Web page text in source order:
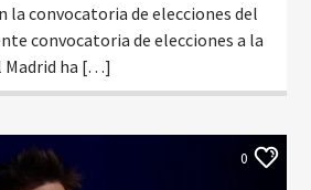
la convocatoria de elecciones del
convocatoria de elecciones a la
Madrid ha […]
0